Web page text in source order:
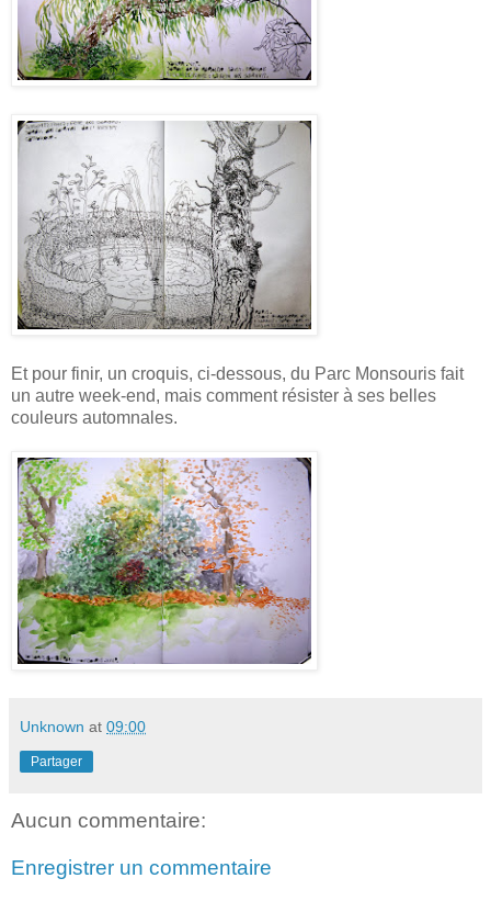
Et pour finir, un croquis, ci-dessous, du Parc Monsouris fait
un autre week-end, mais comment résister à ses belles
couleurs automnales.
Unknown at 09:00
Partager
Aucun commentaire:
Enregistrer un commentaire